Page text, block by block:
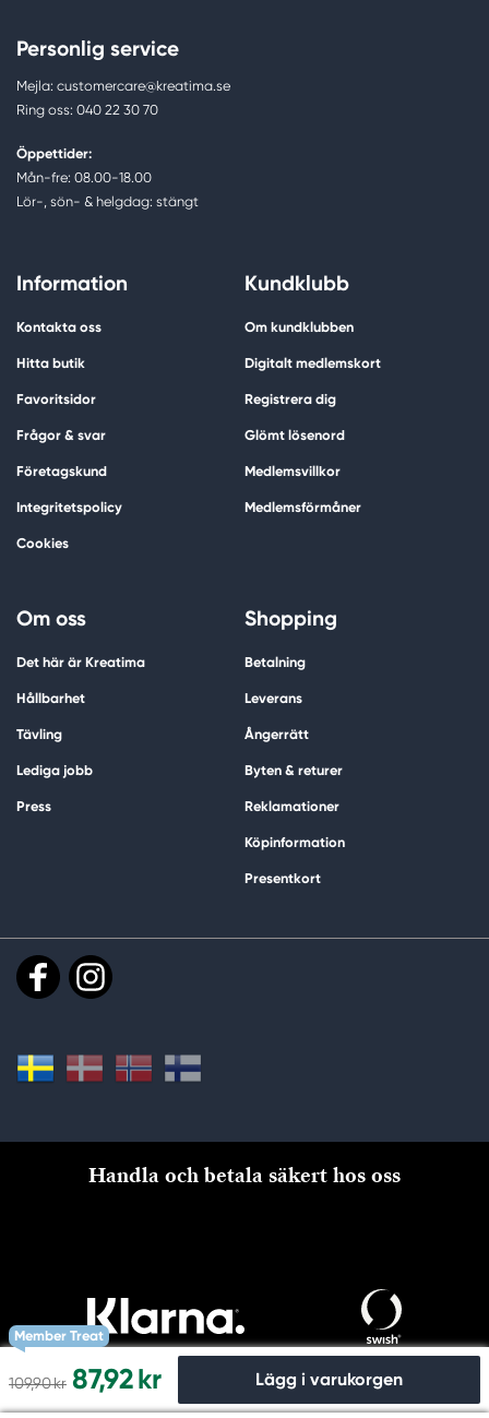
Member Treat
109,90 kr 87,92 kr Lägg i varukorgen
Personlig service
Mejla: customercare@kreatima.se
Ring oss: 040 22 30 70
Öppettider:
Mån-fre: 08.00-18.00
Lör-, sön- & helgdag: stängt
Information
Kontakta oss
Hitta butik
Favoritsidor
Frågor & svar
Företagskund
Integritetspolicy
Cookies
Kundklubb
Om kundklubben
Digitalt medlemskort
Registrera dig
Glömt lösenord
Medlemsvillkor
Medlemsförmåner
Om oss
Det här är Kreatima
Hållbarhet
Tävling
Lediga jobb
Press
Shopping
Betalning
Leverans
Ångerrätt
Byten & returer
Reklamationer
Köpinformation
Presentkort
Handla och betala säkert hos oss